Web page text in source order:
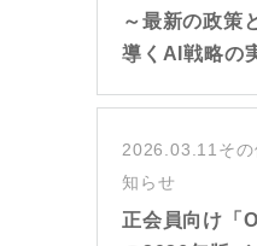
～最新の政策
導くAI戦略の
2026.03.11 そ
知らせ
正会員向け「